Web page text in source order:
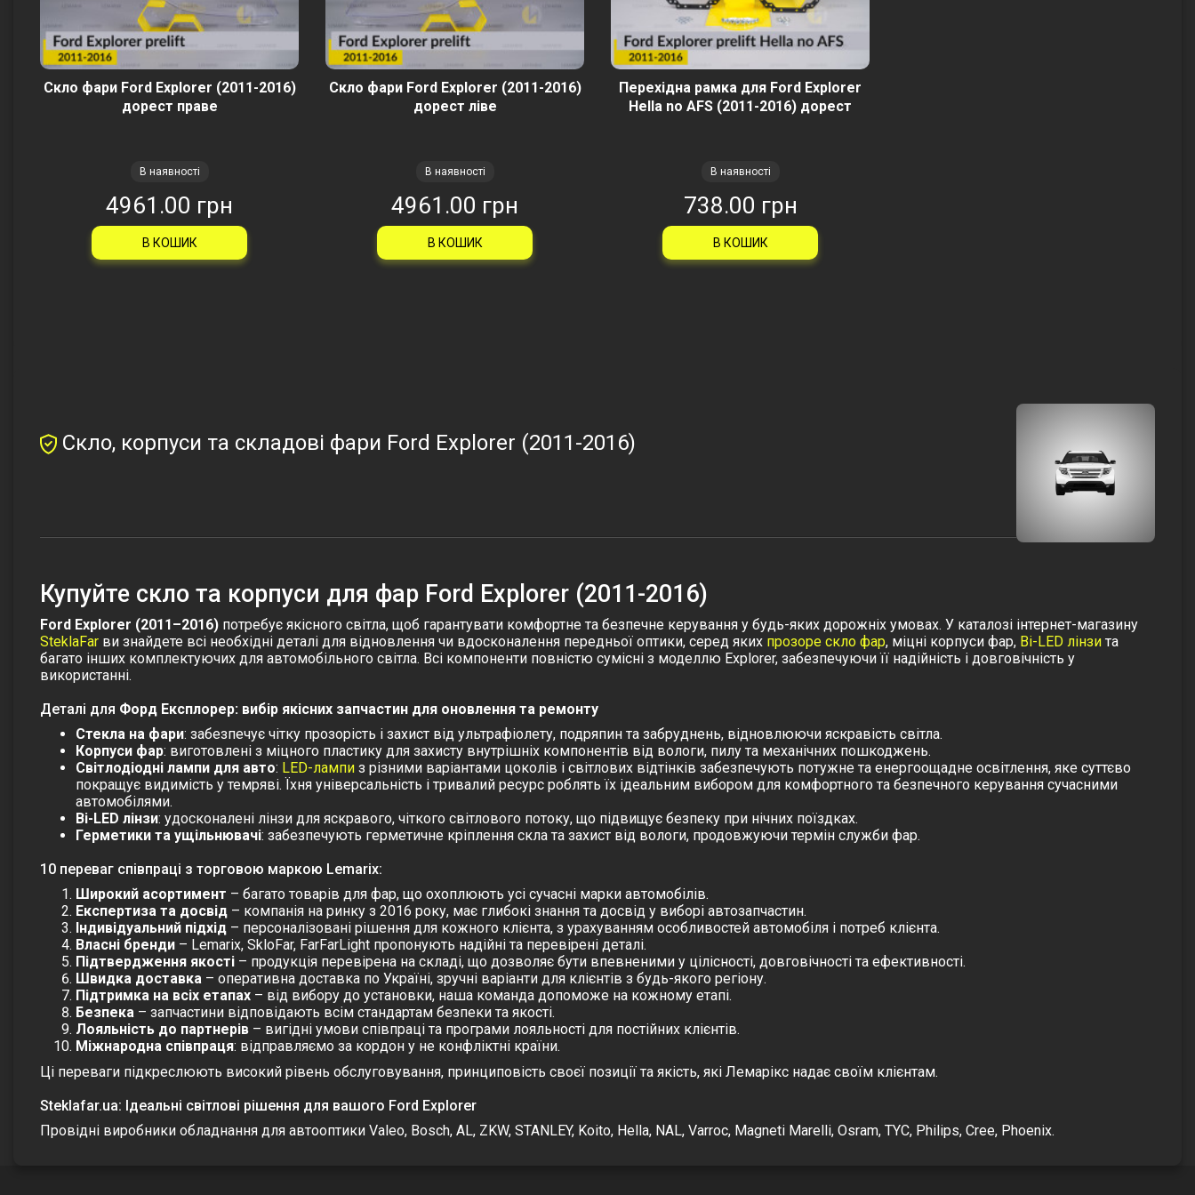
Скло фари Ford Explorer (2011-2016)
дорест праве
В наявності
4961.00 грн
В КОШИК
Скло фари Ford Explorer (2011-2016)
дорест ліве
В наявності
4961.00 грн
В КОШИК
Перехідна рамка для Ford Explorer
Hella no AFS (2011-2016) дорест
В наявності
738.00 грн
В КОШИК
Скло, корпуси та складові фари Ford Explorer (2011-2016)
Купуйте скло та корпуси для фар Ford Explorer (2011-2016)
Ford Explorer (2011–2016) потребує якісного світла, щоб гарантувати комфортне та безпечне керування у будь-яких дорожніх умовах. У каталозі інтернет-магазину
SteklaFar ви знайдете всі необхідні деталі для відновлення чи вдосконалення передньої оптики, серед яких прозоре скло фар, міцні корпуси фар, Bi-LED лінзи та
багато інших комплектуючих для автомобільного світла. Всі компоненти повністю сумісні з моделлю Explorer, забезпечуючи її надійність і довговічність у
використанні.
Деталі для Форд Експлорер: вибір якісних запчастин для оновлення та ремонту
Стекла на фари: забезпечує чітку прозорість і захист від ультрафіолету, подряпин та забруднень, відновлюючи яскравість світла.
Корпуси фар: виготовлені з міцного пластику для захисту внутрішніх компонентів від вологи, пилу та механічних пошкоджень.
Світлодіодні лампи для авто: LED-лампи з різними варіантами цоколів і світлових відтінків забезпечують потужне та енергоощадне освітлення, яке суттєво
покращує видимість у темряві. Їхня універсальність і тривалий ресурс роблять їх ідеальним вибором для комфортного та безпечного керування сучасними
автомобілями.
Bi-LED лінзи: удосконалені лінзи для яскравого, чіткого світлового потоку, що підвищує безпеку при нічних поїздках.
Герметики та ущільнювачі: забезпечують герметичне кріплення скла та захист від вологи, продовжуючи термін служби фар.
10 переваг співпраці з торговою маркою Lemarix:
Широкий асортимент – багато товарів для фар, що охоплюють усі сучасні марки автомобілів.
Експертиза та досвід – компанія на ринку з 2016 року, має глибокі знання та досвід у виборі автозапчастин.
Індивідуальний підхід – персоналізовані рішення для кожного клієнта, з урахуванням особливостей автомобіля і потреб клієнта.
Власні бренди – Lemarix, SkloFar, FarFarLight пропонують надійні та перевірені деталі.
Підтвердження якості – продукція перевірена на складі, що дозволяє бути впевненими у цілісності, довговічності та ефективності.
Швидка доставка – оперативна доставка по Україні, зручні варіанти для клієнтів з будь-якого регіону.
Підтримка на всіх етапах – від вибору до установки, наша команда допоможе на кожному етапі.
Безпека – запчастини відповідають всім стандартам безпеки та якості.
Лояльність до партнерів – вигідні умови співпраці та програми лояльності для постійних клієнтів.
Міжнародна співпраця: відправляємо за кордон у не конфліктні країни.
Ці переваги підкреслюють високий рівень обслуговування, принциповість своєї позиції та якість, які Лемарікс надає своїм клієнтам.
Steklafar.ua: Ідеальні світлові рішення для вашого Ford Explorer
Провідні виробники обладнання для автооптики Valeo, Bosch, AL, ZKW, STANLEY, Koito, Hella, NAL, Varroc, Magneti Marelli, Osram, TYC, Philips, Cree, Phoenix.